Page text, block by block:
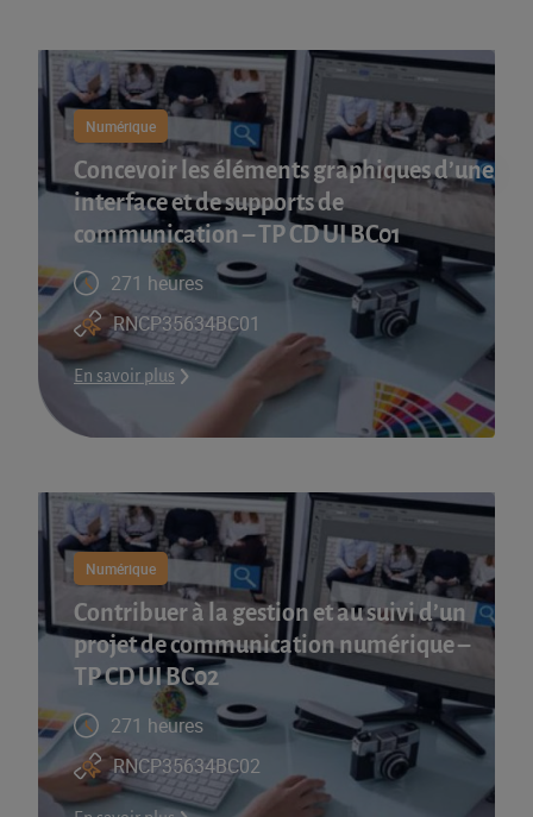
Numérique
Concevoir les éléments graphiques d’une
interface et de supports de
communication – TP CD UI BC01
271 heures
RNCP35634BC01
En savoir plus
Numérique
Contribuer à la gestion et au suivi d’un
projet de communication numérique –
TP CD UI BC02
271 heures
RNCP35634BC02